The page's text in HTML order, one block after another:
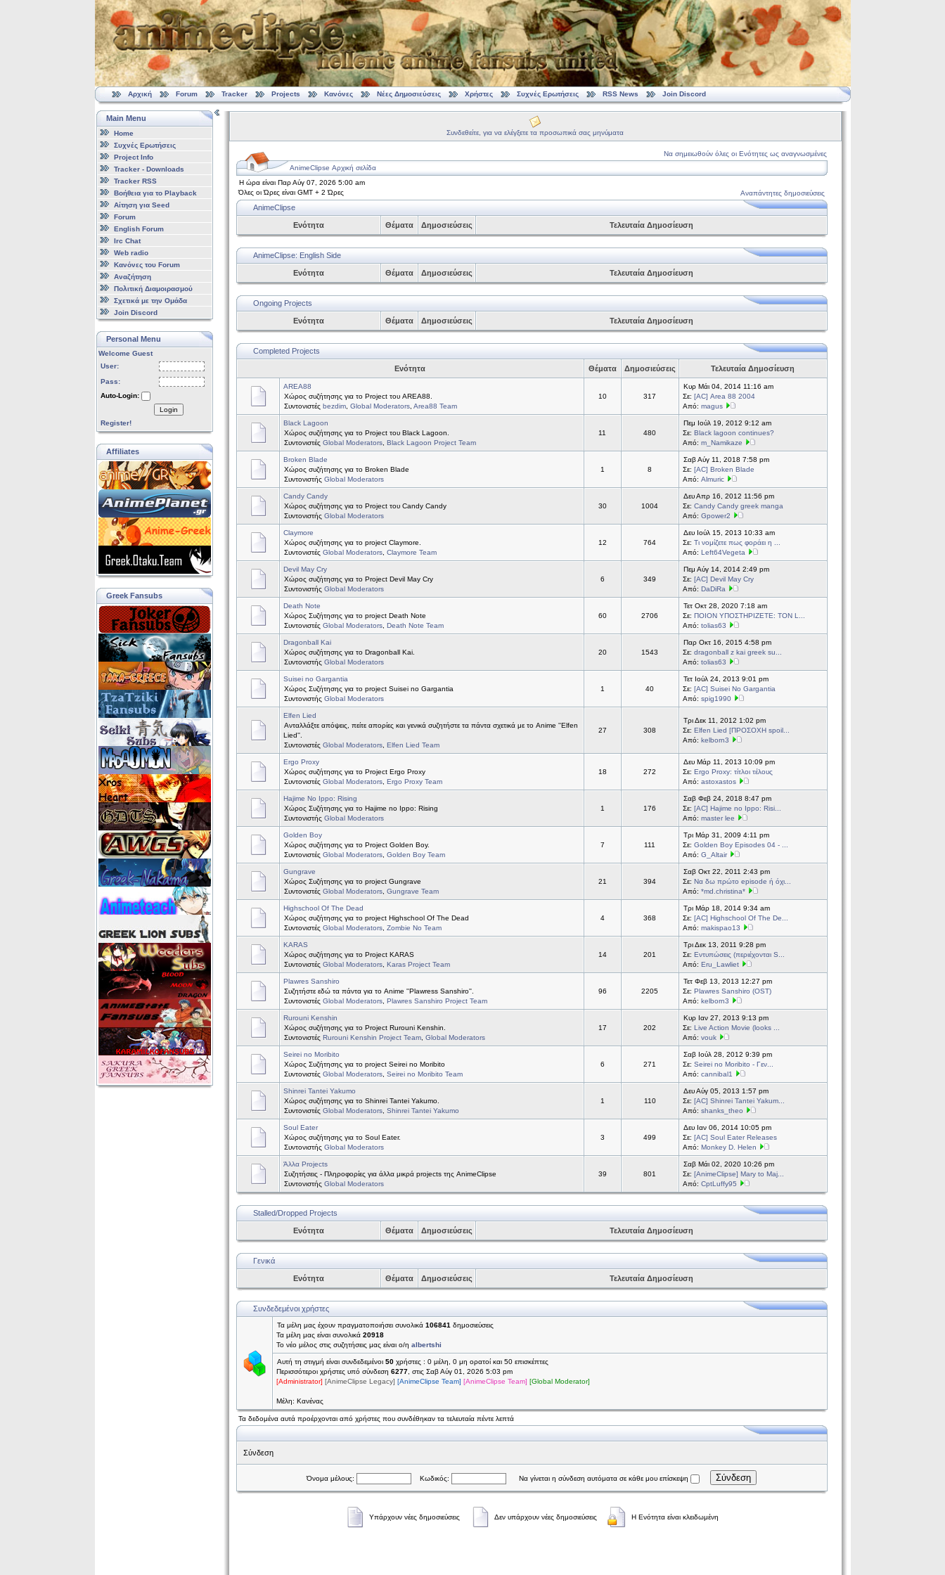
Αρχική Forum Tracker Projects Κανόνες Νέες Δημοσιεύσεις Χρήστες Συχνές Ερωτήσεις RSS News Join Discord
Main Menu
Home
Συχνές Ερωτήσεις
Project Info
Tracker - Downloads
Tracker RSS
Βοήθεια για το Playback
Αίτηση για Seed
Forum
English Forum
Irc Chat
Web radio
Κανόνες του Forum
Αναζήτηση
Πολιτική Διαμοιρασμού
Σχετικά με την Ομάδα
Join Discord
Personal Menu
Welcome Guest
User:
Pass:
Auto-Login:
Login
Register!
Affiliates
Greek Fansubs
Συνδεθείτε, για να ελέγξετε τα προσωπικά σας μηνύματα
Να σημειωθούν όλες οι Ενότητες ως αναγνωσμένες
AnimeClipse Αρχική σελίδα
Η ώρα είναι Παρ Αύγ 07, 2026 5:00 am
Όλες οι Ώρες είναι GMT + 2 Ώρες
Αναπάντητες δημοσιεύσεις
AnimeClipse
Ενότητα Θέματα Δημοσιεύσεις Τελευταία Δημοσίευση
AnimeClipse: English Side
Ενότητα Θέματα Δημοσιεύσεις Τελευταία Δημοσίευση
Ongoing Projects
Ενότητα Θέματα Δημοσιεύσεις Τελευταία Δημοσίευση
Completed Projects
Ενότητα Θέματα Δημοσιεύσεις Τελευταία Δημοσίευση
AREA88
Χώρος συζήτησης για το Project του AREA88.
Συντονιστές bezdim, Global Moderators, Area88 Team
10 317
Κυρ Μάι 04, 2014 11:16 am
Σε: [AC] Area 88 2004
Από: magus
Black Lagoon
Χώρος συζήτησης για το Project του Black Lagoon.
Συντονιστές Global Moderators, Black Lagoon Project Team
11 480
Πεμ Ιούλ 19, 2012 9:12 am
Σε: Black lagoon continues?
Από: m_Namikaze
Broken Blade
Χώρος συζήτησης για το Broken Blade
Συντονιστής Global Moderators
1 8
Σαβ Αύγ 11, 2018 7:58 pm
Σε: [AC] Broken Blade
Από: Almuric
Candy Candy
Χώρος συζήτησης για το Project του Candy Candy
Συντονιστής Global Moderators
30 1004
Δευ Απρ 16, 2012 11:56 pm
Σε: Candy Candy greek manga
Από: Gpower2
Claymore
Χώρος συζήτησης για το project Claymore.
Συντονιστές Global Moderators, Claymore Team
12 764
Δευ Ιούλ 15, 2013 10:33 am
Σε: Τι νομίζετε πως φοράει η ...
Από: Left64Vegeta
Devil May Cry
Χώρος συζήτησης για το Project Devil May Cry
Συντονιστής Global Moderators
6 349
Πεμ Αύγ 14, 2014 2:49 pm
Σε: [AC] Devil May Cry
Από: DaDiRa
Death Note
Χώρος Συζήτησης για το project Death Note
Συντονιστές Global Moderators, Death Note Team
60 2706
Τετ Οκτ 28, 2020 7:18 am
Σε: ΠΟΙΟΝ ΥΠΟΣΤΗΡΙΖΕΤΕ: ΤΟΝ L...
Από: tolias63
Dragonball Kai
Χώρος συζήτησης για το Dragonball Kai.
Συντονιστής Global Moderators
20 1543
Παρ Οκτ 16, 2015 4:58 pm
Σε: dragonball z kai greek su...
Από: tolias63
Suisei no Gargantia
Χώρος Συζήτησης για το project Suisei no Gargantia
Συντονιστής Global Moderators
1 40
Τετ Ιούλ 24, 2013 9:01 pm
Σε: [AC] Suisei No Gargantia
Από: spig1990
Elfen Lied
Ανταλλάξτε απόψεις, πείτε απορίες και γενικά συζητήστε τα πάντα σχετικά με το Anime ''Elfen
Lied''.
Συντονιστές Global Moderators, Elfen Lied Team
27 308
Τρι Δεκ 11, 2012 1:02 pm
Σε: Elfen Lied [ΠΡΟΣΟΧΗ spoil...
Από: kelborn3
Ergo Proxy
Χώρος συζήτησης για το Project Ergo Proxy
Συντονιστές Global Moderators, Ergo Proxy Team
18 272
Δευ Μάρ 11, 2013 10:09 pm
Σε: Ergo Proxy: τίτλοι τέλους
Από: astoxastos
Hajime No Ippo: Rising
Χώρος Συζήτησης για το Hajime no Ippo: Rising
Συντονιστής Global Moderators
1 176
Σαβ Φεβ 24, 2018 8:47 pm
Σε: [AC] Hajime no Ippo: Risi...
Από: master lee
Golden Boy
Χώρος συζήτησης για το Project Golden Boy.
Συντονιστές Global Moderators, Golden Boy Team
7 111
Τρι Μάρ 31, 2009 4:11 pm
Σε: Golden Boy Episodes 04 - ...
Από: G_Altair
Gungrave
Χώρος Συζήτησης για το project Gungrave
Συντονιστές Global Moderators, Gungrave Team
21 394
Σαβ Οκτ 22, 2011 2:43 pm
Σε: Να δω πρώτο episode ή όχι...
Από: *md.christina*
Highschool Of The Dead
Χώρος συζήτησης για το project Highschool Of The Dead
Συντονιστές Global Moderators, Zombie No Team
4 368
Τρι Μάρ 18, 2014 9:34 am
Σε: [AC] Highschool Of The De...
Από: makispao13
KARAS
Χώρος συζήτησης για το Project KARAS
Συντονιστές Global Moderators, Karas Project Team
14 201
Τρι Δεκ 13, 2011 9:28 pm
Σε: Εντυπώσεις (περιέχονται S...
Από: Eru_Lawliet
Plawres Sanshiro
Συζητήστε εδώ τα πάντα για το Anime ''Plawress Sanshiro''.
Συντονιστές Global Moderators, Plawres Sanshiro Project Team
96 2205
Τετ Φεβ 13, 2013 12:27 pm
Σε: Plawres Sanshiro (OST)
Από: kelborn3
Rurouni Kenshin
Χώρος συζήτησης για το Project Rurouni Kenshin.
Συντονιστές Rurouni Kenshin Project Team, Global Moderators
17 202
Κυρ Ιαν 27, 2013 9:13 pm
Σε: Live Action Movie (looks ...
Από: vouk
Seirei no Moribito
Χώρος Συζήτησης για το project Seirei no Moribito
Συντονιστές Global Moderators, Seirei no Moribito Team
6 271
Σαβ Ιούλ 28, 2012 9:39 pm
Σε: Seirei no Moribito - Γεν...
Από: cannibal1
Shinrei Tantei Yakumo
Χώρος συζήτησης για το Shinrei Tantei Yakumo.
Συντονιστές Global Moderators, Shinrei Tantei Yakumo
1 110
Δευ Αύγ 05, 2013 1:57 pm
Σε: [AC] Shinrei Tantei Yakum...
Από: shanks_theo
Soul Eater
Χώρος συζήτησης για το Soul Eater.
Συντονιστής Global Moderators
3 499
Δευ Ιαν 06, 2014 10:05 pm
Σε: [AC] Soul Eater Releases
Από: Monkey D. Helen
Άλλα Projects
Συζητήσεις - Πληροφορίες για άλλα μικρά projects της AnimeClipse
Συντονιστής Global Moderators
39 801
Σαβ Μάι 02, 2020 10:26 pm
Σε: [AnimeClipse] Mary to Maj...
Από: CptLuffy95
Stalled/Dropped Projects
Ενότητα Θέματα Δημοσιεύσεις Τελευταία Δημοσίευση
Γενικά
Ενότητα Θέματα Δημοσιεύσεις Τελευταία Δημοσίευση
Συνδεδεμένοι χρήστες
Τα μέλη μας έχουν πραγματοποιήσει συνολικά 106841 δημοσιεύσεις
Τα μέλη μας είναι συνολικά 20918
Το νέο μέλος στις συζητήσεις μας είναι ο/η albertshi
Αυτή τη στιγμή είναι συνδεδεμένοι 50χρήστες : 0 μέλη, 0 μη ορατοί και 50 επισκέπτες
Περισσότεροι χρήστες υπό σύνδεση 6277, στις Σαβ Αύγ 01, 2026 5:03 pm
[Administrator] [AnimeClipse Legacy] [AnimeClipse Team] [AnimeClipse Team] [Global Moderator]
Μέλη: Κανένας
Τα δεδομένα αυτά προέρχονται από χρήστες που συνδέθηκαν τα τελευταία πέντε λεπτά
Σύνδεση
Όνομα μέλους: Κωδικός: Να γίνεται η σύνδεση αυτόματα σε κάθε μου επίσκεψη Σύνδεση
Υπάρχουν νέες δημοσιεύσεις Δεν υπάρχουν νέες δημοσιεύσεις Η Ενότητα είναι κλειδωμένη